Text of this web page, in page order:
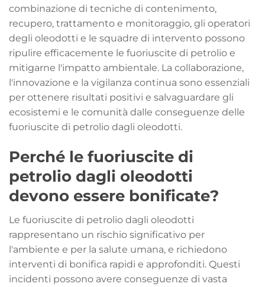
combinazione di tecniche di contenimento,
recupero, trattamento e monitoraggio, gli operatori
degli oleodotti e le squadre di intervento possono
ripulire efficacemente le fuoriuscite di petrolio e
mitigarne l'impatto ambientale. La collaborazione,
l'innovazione e la vigilanza continua sono essenziali
per ottenere risultati positivi e salvaguardare gli
ecosistemi e le comunità dalle conseguenze delle
fuoriuscite di petrolio dagli oleodotti.
Perché le fuoriuscite di
petrolio dagli oleodotti
devono essere bonificate?
Le fuoriuscite di petrolio dagli oleodotti
rappresentano un rischio significativo per
l'ambiente e per la salute umana, e richiedono
interventi di bonifica rapidi e approfonditi. Questi
incidenti possono avere conseguenze di vasta